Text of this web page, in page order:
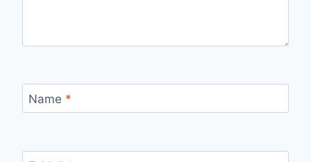
Name *